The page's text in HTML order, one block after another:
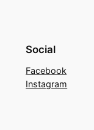
Social
Facebook
Instagram